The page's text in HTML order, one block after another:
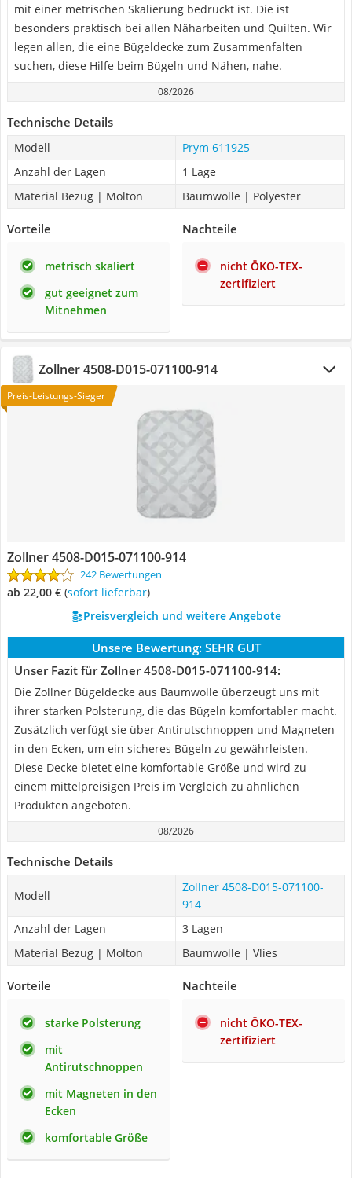
mit einer metrischen Skalierung bedruckt ist. Die ist
besonders praktisch bei allen Näharbeiten und Quilten. Wir
legen allen, die eine Bügeldecke zum Zusammenfalten
suchen, diese Hilfe beim Bügeln und Nähen, nahe.
08/2026
Technische Details
Modell
Prym 611925
Anzahl der Lagen
1 Lage
Material Bezug | Molton
Baumwolle | Polyester
Vorteile
metrisch skaliert
gut geeignet zum
Mitnehmen
Nachteile
nicht ÖKO-TEX-
zertifiziert
Zollner 4508-D015-071100-914
Preis-Leistungs-Sieger
Zollner 4508-D015-071100-914
242 Bewertungen
ab 22,00 € ( Sofort lieferbar)
Preisvergleich und weitere Angebote
Unsere Bewertung: SEHR GUT
Unser Fazit für Zollner 4508-D015-071100-914:
Die Zollner Bügeldecke aus Baumwolle überzeugt uns mit
ihrer starken Polsterung, die das Bügeln komfortabler macht.
Zusätzlich verfügt sie über Antirutschnoppen und Magneten
in den Ecken, um ein sicheres Bügeln zu gewährleisten.
Diese Decke bietet eine komfortable Größe und wird zu
einem mittelpreisigen Preis im Vergleich zu ähnlichen
Produkten angeboten.
08/2026
Technische Details
Modell
Zollner 4508-D015-071100-
914
Anzahl der Lagen
3 Lagen
Material Bezug | Molton
Baumwolle | Vlies
Vorteile
starke Polsterung
mit
Antirutschnoppen
mit Magneten in den
Ecken
komfortable Größe
Nachteile
nicht ÖKO-TEX-
zertifiziert